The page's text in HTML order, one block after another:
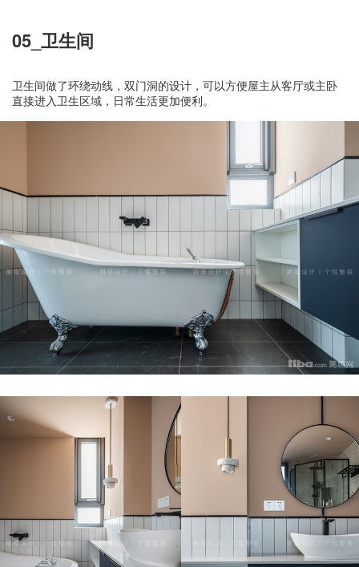
05_卫生间
卫生间做了环绕动线，双门洞的设计，可以方便屋主从客厅或主卧
直接进入卫生区域，日常生活更加便利。